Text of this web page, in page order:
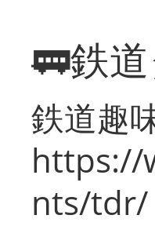
🚃鉄
鉄道趣
https://
nts/tdr/